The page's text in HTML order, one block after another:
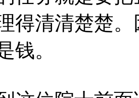
得清清楚楚
钱。